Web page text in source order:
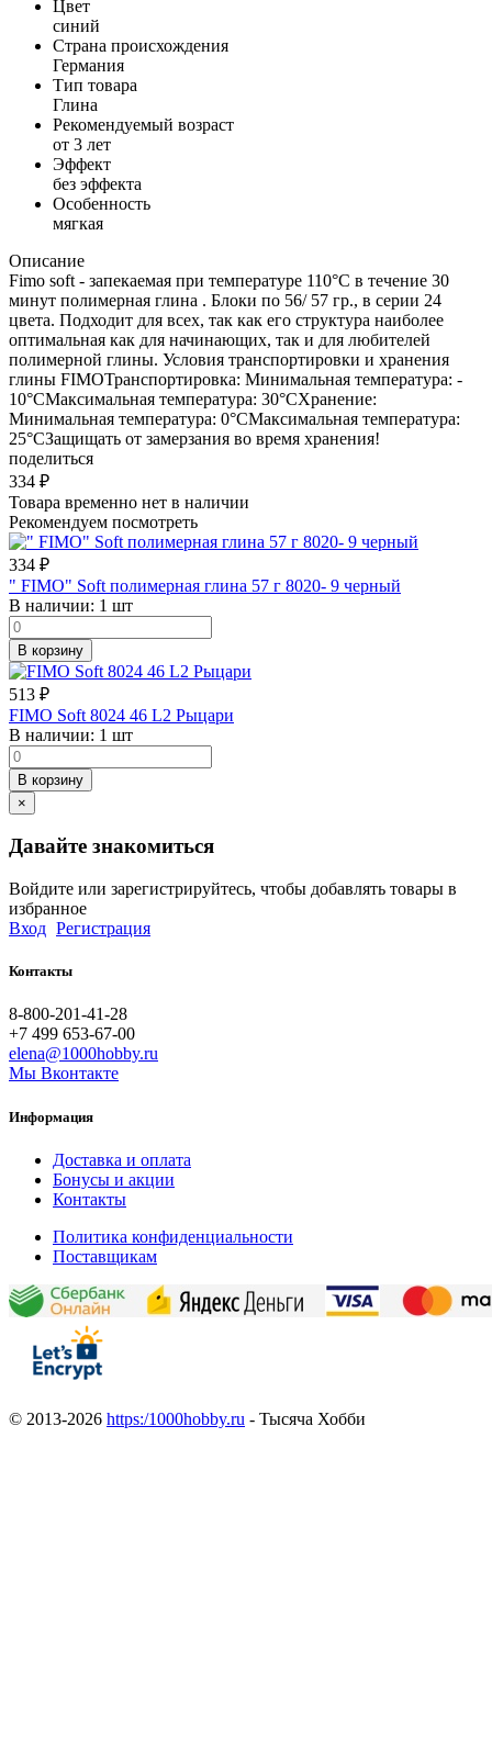
Цвет
синий
Страна происхождения
Германия
Тип товара
Глина
Рекомендуемый возраст
от 3 лет
Эффект
без эффекта
Особенность
мягкая
Описание
Fimo soft - запекаемая при температуре 110°C в течение 30
минут полимерная глина . Блоки по 56/ 57 гр., в серии 24
цвета. Подходит для всех, так как его структура наиболее
оптимальная как для начинающих, так и для любителей
полимерной глины. Условия транспортировки и хранения
глины FIMOТранспортировка: Минимальная температура: -
10°СМаксимальная температура: 30°СХранение:
Минимальная температура: 0°СМаксимальная температура:
25°СЗащищать от замерзания во время хранения!
поделиться
334 ₽
Товара временно нет в наличии
Рекомендуем посмотреть
334 ₽
" FIMO" Soft полимерная глина 57 г 8020- 9 черный
В наличии: 1 шт
В корзину
513 ₽
FIMO Soft 8024 46 L2 Рыцари
В наличии: 1 шт
В корзину
×
Давайте знакомиться
Войдите или зарегистрируйтесь, чтобы добавлять товары в
избранное
Вход Регистрация
Контакты
8-800-201-41-28
+7 499 653-67-00
elena@1000hobby.ru
Мы Вконтакте
Информация
Доставка и оплата
Бонусы и акции
Контакты
Политика конфиденциальности
Поставщикам
© 2013-2026 https:/1000hobby.ru - Тысяча Хобби